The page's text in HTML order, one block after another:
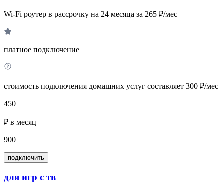
Wi-Fi роутер в рассрочку на 24 месяца за 265 ₽/мес
платное подключение
стоимость подключения домашних услуг составляет 300 ₽/мес
450
₽ в месяц
900
подключить
для игр с тв